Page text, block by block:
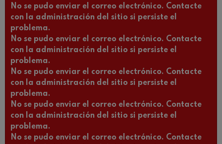
No se pudo enviar el correo electrónico. Contacte
con la administración del sitio si persiste el
problema.
No se pudo enviar el correo electrónico. Contacte
con la administración del sitio si persiste el
problema.
No se pudo enviar el correo electrónico. Contacte
con la administración del sitio si persiste el
problema.
No se pudo enviar el correo electrónico. Contacte
con la administración del sitio si persiste el
problema.
No se pudo enviar el correo electrónico. Contacte